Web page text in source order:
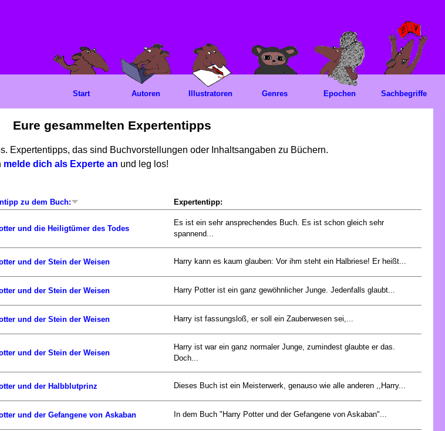
Eure gesammelten Expertentipps
Expertentipps, das sind Buchvorstellungen oder Inhaltsangaben zu Büchern.
melde dich als Experte an und leg los!
zu dem Buch: Expertentipp:
und die Heiligtümer des Todes
Es ist ein sehr ansprechendes Buch. Es ist schon gleich sehr
spannend...
und der Stein der Weisen Harry kann es kaum glauben: Vor ihm steht ein Halbriese! Er heißt...
und der Stein der Weisen Harry Potter ist ein ganz gewöhnlicher Junge. Jedenfalls glaubt...
und der Stein der Weisen Harry ist fassungsloß, er soll ein Zauberwesen sei,...
und der Stein der Weisen
Harry ist war ein ganz normaler Junge, zumindest glaubte er das.
Doch...
und der Halbblutprinz Dieses Buch ist ein Meisterwerk, genauso wie alle anderen ,,Harry...
und der Gefangene von Askaban In dem Buch "Harry Potter und der Gefangene von Askaban"...
Start Autoren Illustratoren Genres Epochen Sachbegriffe